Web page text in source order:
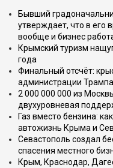
Бывший
утверждает, что в его
вообще и бизнес
Крымский туризм
года
Финальный отсчёт:
администрации Трампа
2 000 000 000 из
двухуровневая
Газ вместо бензина:
автожизнь Крыма и
Севастополь создал
спасения местного
Крым, Краснодар,